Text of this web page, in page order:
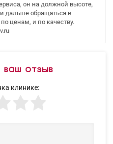
он на должной высоте,
дальше обращаться в
ценам, и по качеству.
отзыв
клинике: